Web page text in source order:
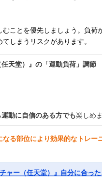
ことを優先しましょう。負
しまうリスクがあります。
天堂）』の「運動負荷」調節
動に自信のある方でも楽しめま
なる部位により効果的なトレー
ャー（任天堂）』自分に合った